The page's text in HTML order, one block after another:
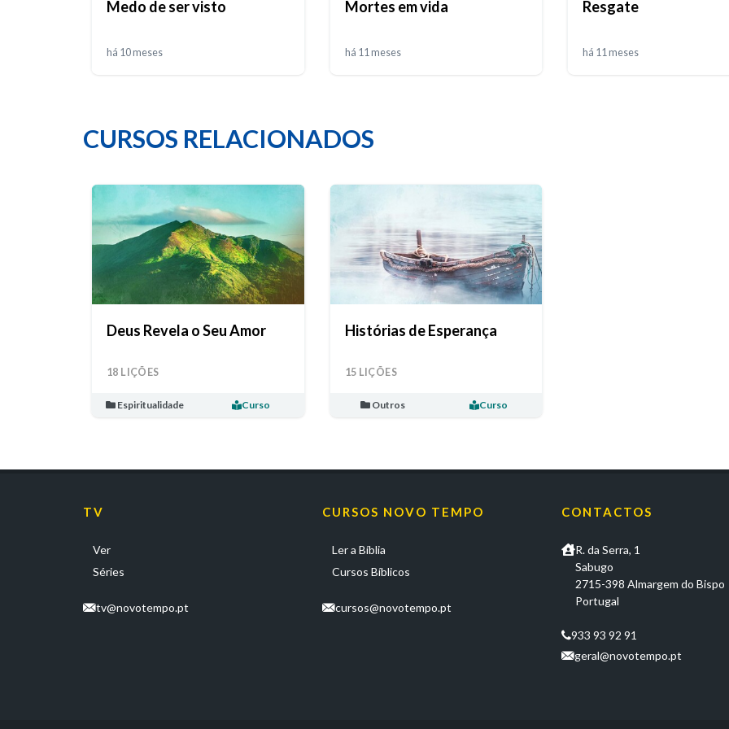
Medo de ser visto
há 10 meses
Mortes em vida
há 11 meses
Resgate
há 11 meses
CURSOS RELACIONADOS
Deus Revela o Seu Amor
18 LIÇÕES
Espiritualidade Curso
Histórias de Esperança
15 LIÇÕES
Outros Curso
TV
Ver
Séries
tv@novotempo.pt
CURSOS NOVO TEMPO
Ler a Bíblia
Cursos Bíblicos
cursos@novotempo.pt
CONTACTOS
R. da Serra, 1
Sabugo
2715-398 Almargem do Bispo
Portugal
933 93 92 91
geral@novotempo.pt